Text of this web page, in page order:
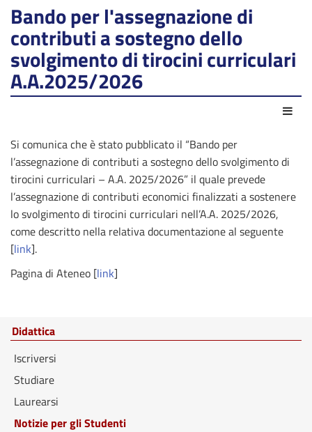
Bando per l'assegnazione di
contributi a sostegno dello
svolgimento di tirocini curriculari
A.A.2025/2026
Si comunica che è stato pubblicato il “Bando per
l’assegnazione di contributi a sostegno dello svolgimento di
tirocini curriculari – A.A. 2025/2026” il quale prevede
l’assegnazione di contributi economici finalizzati a sostenere
lo svolgimento di tirocini curriculari nell’A.A. 2025/2026,
come descritto nella relativa documentazione al seguente
[link].
Pagina di Ateneo [link]
Didattica
Iscriversi
Studiare
Laurearsi
Notizie per gli Studenti